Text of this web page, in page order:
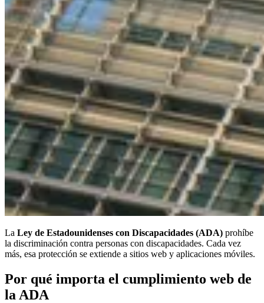
La Ley de Estadounidenses con Discapacidades (ADA) prohíbe
la discriminación contra personas con discapacidades. Cada vez
más, esa protección se extiende a sitios web y aplicaciones móviles.
Por qué importa el cumplimiento web de
la ADA